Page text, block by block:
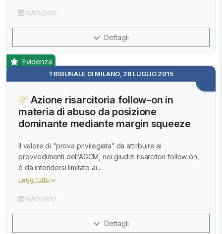
10/02/2017
Dettagli
TRIBUNALE DI MILANO, 28 LUGLIO 2015
Evidenza
Azione risarcitoria follow-on in
materia di abuso da posizione
dominante mediante margin squeeze
Il valore di “prova privilegiata” da attribuire ai
provvedimenti dell’AGCM, nei giudizi risarcitori follow on,
è da intendersi limitato ai...
Leggi tutto
10/02/2017
Dettagli